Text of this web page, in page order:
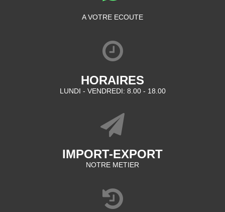
A VOTRE ECOUTE
HORAIRES
LUNDI - VENDREDI: 8.00 - 18.00
IMPORT-EXPORT
NOTRE METIER